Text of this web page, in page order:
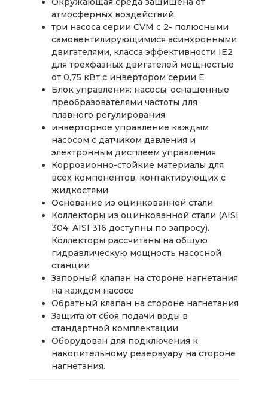
атмосферных воздействий.
три насоса серии CVM с 2- полюсными
самовентилирующимися асинхронными
двигателями, класса эффективности IE2
для трехфазных двигателей мощностью
от 0,75 кВт с инвертором серии E
Блок управления: насосы, оснащенные
преобразователями частоты для
плавного регулирования
инверторное управление каждым
насосом с датчиком давления и
электронным дисплеем управления
Коррозионно-стойкие материалы для
всех компонентов, контактирующих с
жидкостями
Основание из оцинкованной стали
Коллекторы из оцинкованной стали (AISI
304, AISI 316 доступны по запросу).
Коллекторы рассчитаны на общую
гидравлическую мощность насосной
станции
Запорный клапан на стороне нагнетания
на каждом насосе
Обратный клапан на стороне нагнетания
Защита от сбоя подачи воды в
стандартной комплектации
Оборудован для подключения к
накопительному резервуару на стороне
нагнетания.